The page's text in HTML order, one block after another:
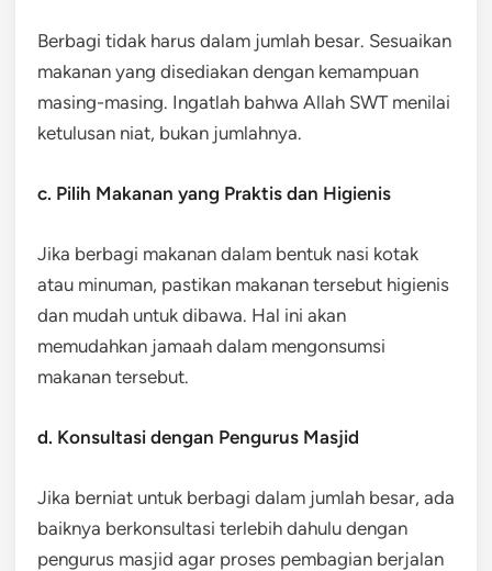
Berbagi tidak harus dalam jumlah besar. Sesuaikan
makanan yang disediakan dengan kemampuan
masing-masing. Ingatlah bahwa Allah SWT menilai
ketulusan niat, bukan jumlahnya.
c. Pilih Makanan yang Praktis dan Higienis
Jika berbagi makanan dalam bentuk nasi kotak
atau minuman, pastikan makanan tersebut higienis
dan mudah untuk dibawa. Hal ini akan
memudahkan jamaah dalam mengonsumsi
makanan tersebut.
d. Konsultasi dengan Pengurus Masjid
Jika berniat untuk berbagi dalam jumlah besar, ada
baiknya berkonsultasi terlebih dahulu dengan
pengurus masjid agar proses pembagian berjalan